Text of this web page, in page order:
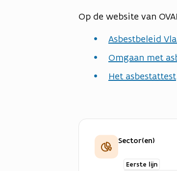
Op de website van
Asbestbeleid
Omgaan met
Het asbestattest
Sector(en)
Eerste lijn